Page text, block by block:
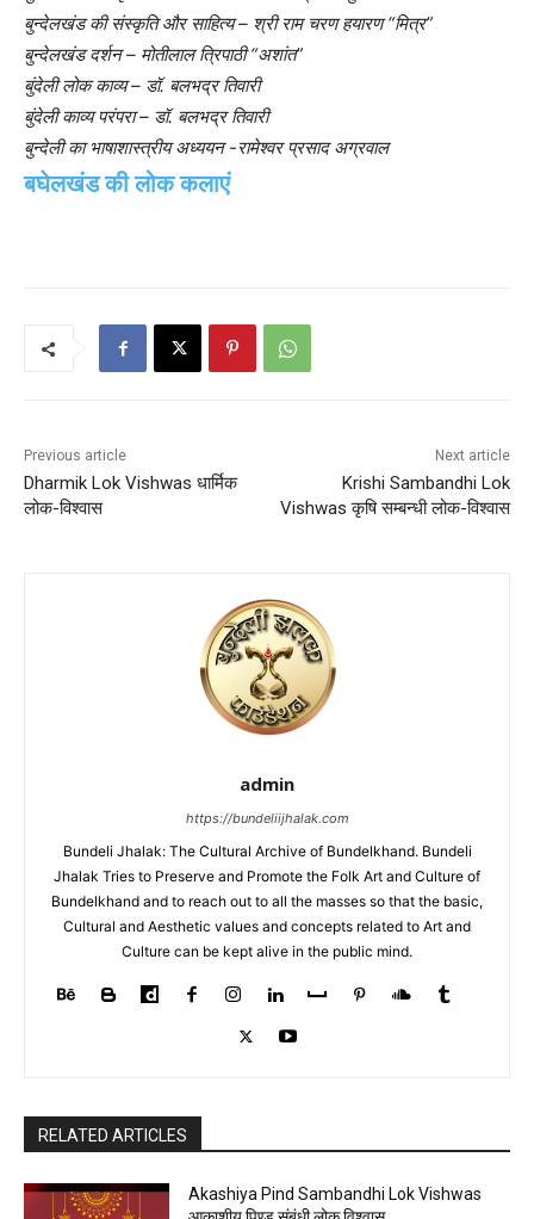
बुन्देलखंड की संस्कृति और साहित्य – श्री राम चरण हयारण “मित्र”
बुन्देलखंड दर्शन – मोतीलाल त्रिपाठी “अशांत”
बुंदेली लोक काव्य – डॉ. बलभद्र तिवारी
बुंदेली काव्य परंपरा – डॉ. बलभद्र तिवारी
बुन्देली का भाषाशास्त्रीय अध्ययन -रामेश्वर प्रसाद अग्रवाल
बघेलखंड की लोक कलाएं
Previous article
Dharmik Lok Vishwas धार्मिक
लोक-विश्वास
Next article
Krishi Sambandhi Lok
Vishwas कृषि सम्बन्धी लोक-विश्वास
admin
https://bundeliijhalak.com
Bundeli Jhalak: The Cultural Archive of Bundelkhand. Bundeli
Jhalak Tries to Preserve and Promote the Folk Art and Culture of
Bundelkhand and to reach out to all the masses so that the basic,
Cultural and Aesthetic values and concepts related to Art and
Culture can be kept alive in the public mind.
RELATED ARTICLES
Akashiya Pind Sambandhi Lok Vishwas